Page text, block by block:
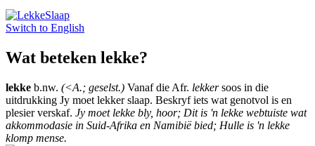
Switch to English
Wat beteken lekke?
lekke b.nw. (<A.; geselst.) Vanaf die Afr. lekkersoos in die
uitdrukking Jy moet lekker slaap. Beskryf iets wat genotvol is en
plesier verskaf. Jy moet lekke bly, hoor; Dit is 'n lekke webtuiste wat
akkommodasie in Suid-Afrika en Namibië bied; Hulle is 'n lekke
klomp mense.